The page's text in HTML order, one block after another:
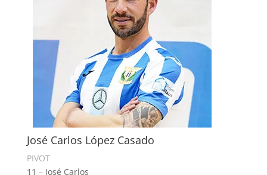
José Carlos López Casado
PIVOT
11 – José Carlos